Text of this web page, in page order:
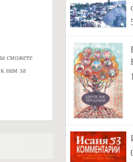
сможете
нам за